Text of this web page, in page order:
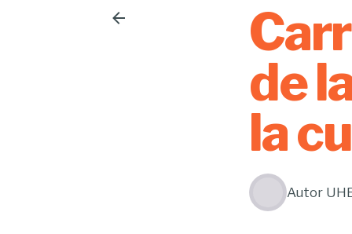
de
la
Autor